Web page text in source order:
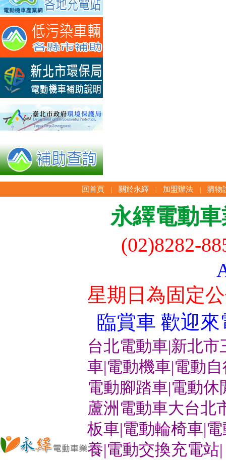
回首頁 | 關於永繹 | 加盟辦法 | 購物
永繹電動
(02)8282-
星期日為固定
臨賞車 歡迎來
台北電動車|新北
車|電動機車|電動
電動腳踏車|電動休
蘆洲電動車大台北
板車|電動輪椅車|
養|電動交換充電站|